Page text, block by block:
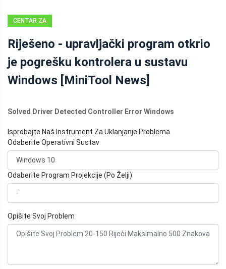
CENTAR ZA
MINITOOL
Riješeno - upravljački program otkrio
je pogrešku kontrolera u sustavu
Windows [MiniTool News]
Solved Driver Detected Controller Error Windows
Isprobajte Naš Instrument Za Uklanjanje Problema
Odaberite Operativni Sustav
Odaberite Program Projekcije (Po Želji)
Opišite Svoj Problem